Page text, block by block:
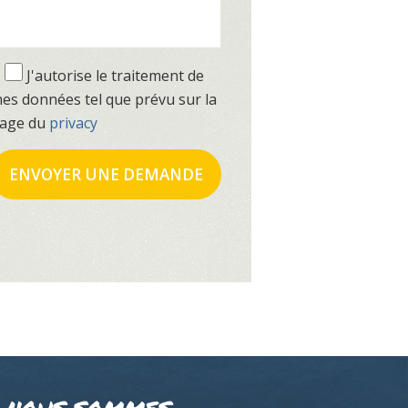
J'autorise le traitement de
données tel que prévu sur la
du privacy